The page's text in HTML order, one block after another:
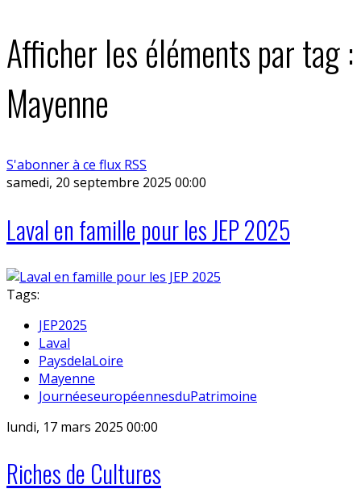
Afficher les éléments par tag :
Mayenne
S'abonner à ce flux RSS
samedi, 20 septembre 2025 00:00
Laval en famille pour les JEP 2025
Tags:
JEP2025
Laval
PaysdelaLoire
Mayenne
JournéeseuropéennesduPatrimoine
lundi, 17 mars 2025 00:00
Riches de Cultures